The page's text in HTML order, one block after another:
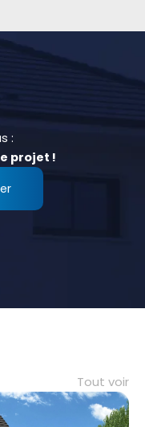
:
projet !
Tout voir